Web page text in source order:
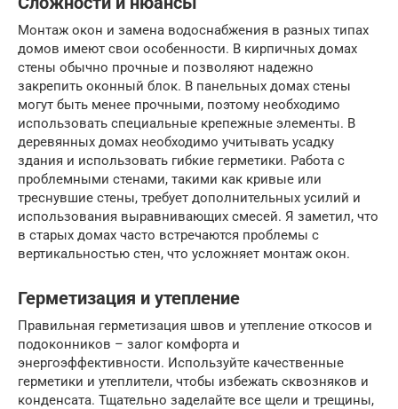
Монтаж окон и замена водоснабжения в разных типах
домов имеют свои особенности. В кирпичных домах
стены обычно прочные и позволяют надежно
закрепить оконный блок. В панельных домах стены
могут быть менее прочными, поэтому необходимо
использовать специальные крепежные элементы. В
деревянных домах необходимо учитывать усадку
здания и использовать гибкие герметики. Работа с
проблемными стенами, такими как кривые или
треснувшие стены, требует дополнительных усилий и
использования выравнивающих смесей. Я заметил, что
в старых домах часто встречаются проблемы с
вертикальностью стен, что усложняет монтаж окон.
Герметизация и утепление
Правильная герметизация швов и утепление откосов и
подоконников – залог комфорта и
энергоэффективности. Используйте качественные
герметики и утеплители, чтобы избежать сквозняков и
конденсата. Тщательно заделайте все щели и трещины,